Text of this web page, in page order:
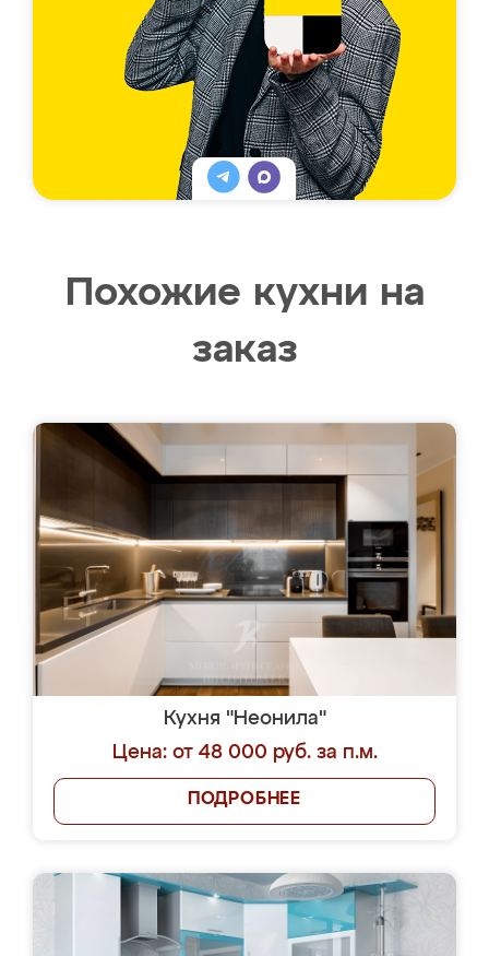
Похожие кухни на
заказ
Кухня "Неонила"
Цена: от 48 000 руб. за п.м.
ПОДРОБНЕЕ